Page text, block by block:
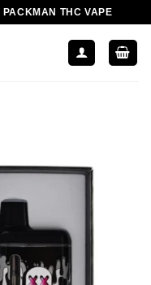
THC VAPE